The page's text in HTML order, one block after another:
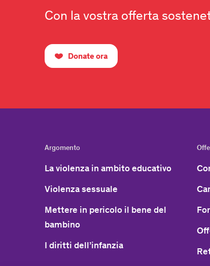
Con la vostra offerta
Donate ora
Argomento
La violenza in ambito educativo
Violenza sessuale
Mettere in pericolo il bene del
bambino
I diritti dell’infanzia